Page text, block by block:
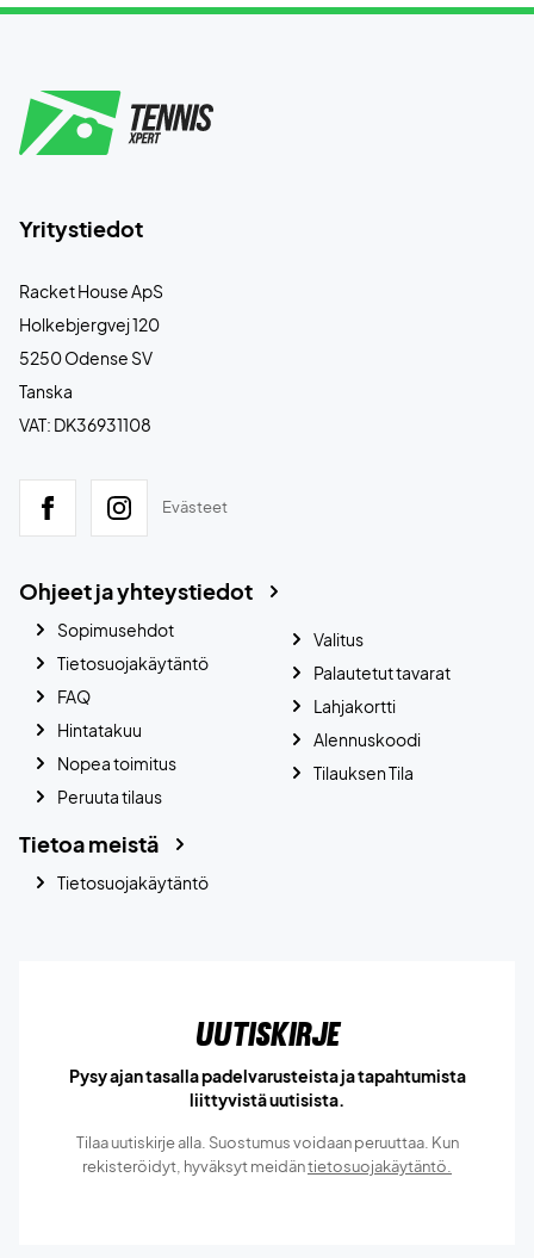
Yritystiedot
Racket House ApS
Holkebjergvej 120
5250 Odense SV
Tanska
VAT: DK36931108
Evästeet
Ohjeet ja yhteystiedot
Sopimusehdot
Tietosuojakäytäntö
FAQ
Hintatakuu
Nopea toimitus
Peruuta tilaus
Valitus
Palautetut tavarat
Lahjakortti
Alennuskoodi
Tilauksen Tila
Tietoa meistä
Tietosuojakäytäntö
Uutiskirje
Pysy ajan tasalla padelvarusteista ja tapahtumista
liittyvistä uutisista.
Tilaa uutiskirje alla. Suostumus voidaan peruuttaa. Kun
rekisteröidyt, hyväksyt meidäntietosuojakäytäntö.